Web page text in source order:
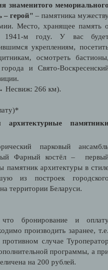
знаменитого
– герой" – памятника
Место, хранящее память
1941-м году. У вас
укреплениям,
осмотреть
и Свято-
Несвиж: 266 км).
архитектурные
парковый
Фарный костёл –
памятник архитектуры в
из построек
территории Беларуси.
бронирование и
производить заранее,
случае
программы, а
на 200 рублей.